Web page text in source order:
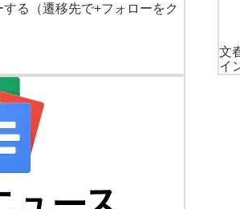
する
（遷移先で+フォローをク
文
イ